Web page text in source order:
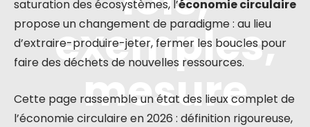
exemples,
mesure
saturation des écosystèmes, l’économie circulaire
propose un changement de paradigme : au lieu
d’extraire-produire-jeter, fermer les boucles pour
faire des déchets de nouvelles ressources.
Cette page rassemble un état des lieux complet de
l’économie circulaire en 2026 : définition rigoureuse,